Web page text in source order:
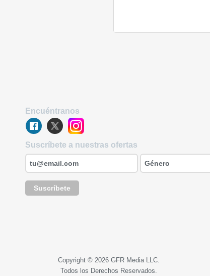
Encuéntranos
Suscríbete a nuestras ofertas
Suscríbete
Copyright © 2026 GFR Media LLC.
Todos los Derechos Reservados.